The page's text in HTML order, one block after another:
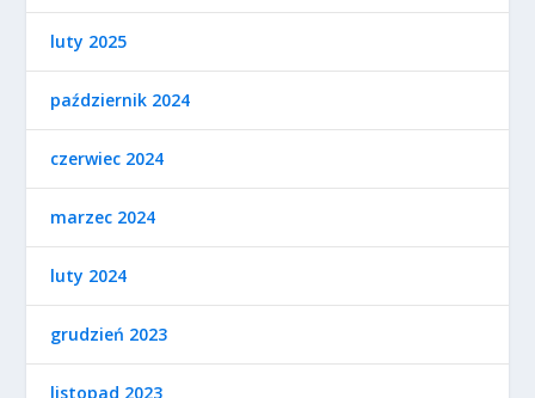
luty 2025
październik 2024
czerwiec 2024
marzec 2024
luty 2024
grudzień 2023
listopad 2023